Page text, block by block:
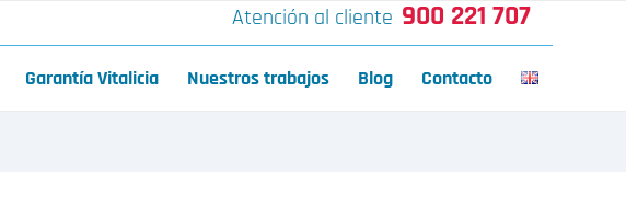
Atención al cliente 900 221 707
Garantía Vitalicia Nuestros trabajos Blog Contacto